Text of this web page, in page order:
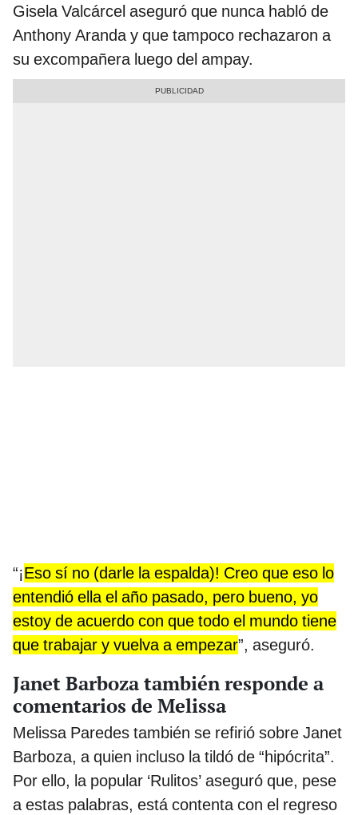
Gisela Valcárcel aseguró que nunca habló de
Anthony Aranda y que tampoco rechazaron a
su excompañera luego del ampay.
“¡Eso sí no (darle la espalda)! Creo que eso lo
entendió ella el año pasado, pero bueno, yo
estoy de acuerdo con que todo el mundo tiene
que trabajar y vuelva a empezar”, aseguró.
Janet Barboza también responde a
comentarios de Melissa
Melissa Paredes también se refirió sobre Janet
Barboza, a quien incluso la tildó de “hipócrita”.
Por ello, la popular ‘Rulitos’ aseguró que, pese
a estas palabras, está contenta con el regreso